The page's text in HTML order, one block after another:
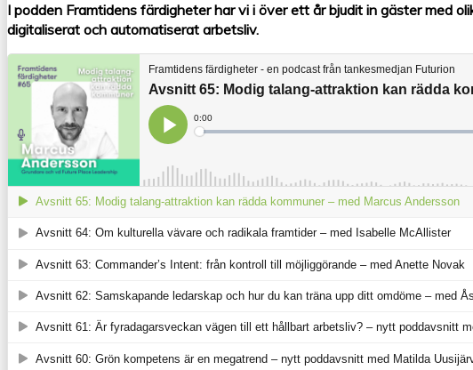
I podden Framtidens färdigheter har vi i över ett år bjudit in gäster med
digitaliserat och automatiserat arbetsliv.